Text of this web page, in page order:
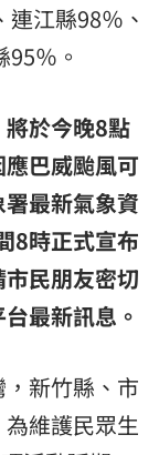
江縣98％、
％。
將於今晚8點
巴威颱風可
最新氣象資
8時正式宣布
民朋友密切
最新訊息。
新竹縣、市
維護民眾生